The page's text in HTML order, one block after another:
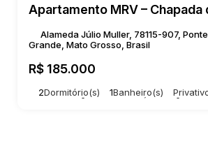
Apartamento MRV – Chapada
R$ 185.000
Alameda Júlio Muller, 78115-907,
Grande, Mato Grosso, Brasil
2Dormitório(s) 1Banheiro(s)
39m² Útil: 39m²